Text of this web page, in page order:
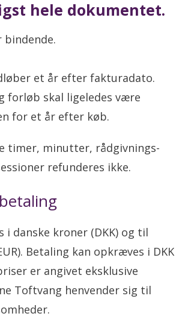
hele dokumentet.
bindende.
et år efter fakturadato.
forløb skal ligeledes være
for et år efter køb.
timer, minutter, rådgivnings-
refunderes ikke.
i danske kroner (DKK) og til
Betaling kan opkræves i DKK
er angivet eksklusive
Toftvang henvender sig til